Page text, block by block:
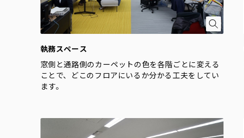
執務スペース
窓側と通路側のカーペットの色を各階ごとに変える
ことで、どこのフロアにいるか分かる工夫をしてい
ます。